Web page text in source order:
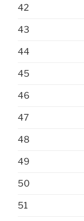
42
43
44
45
46
47
48
49
50
51